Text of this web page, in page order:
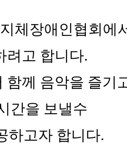
체장애인협회에
려고 합니다.
함께 음악을 즐기
간을 보낼수
하고자 합니다.